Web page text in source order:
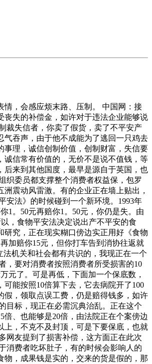
，会感应烦末路、压制。 中国网：接
失的补偿金，如许对于违法企业能够说
裁失信者，你卖了假货，卖了不平安产
吞声，由于他不成能为了逃回一只鸡去
理，诚信创制价值，创制财富，失信要
信常有价值的，无价不是说不值钱，等
来到其他国度，最早是源自于英国，也
织委员都支撑整个消费者权益保，包罗
震动风雷激。有的企业正在墙上贴出，
安法》的时候碰到一个新环境。1993年
1。50元再赔你1。50元，你仍是失。由
，食物平安法决定说出产不平安的食
究，正在现实糊口傍边实正用好《食物
加赔你15元，但你打车告到消协往返就
机关和社会都有共识的，我现正在一个
，要对消费者按照消费者所受损害的10
元了。可是再低，下面加一个保底数，
能按照10倍算下去，它去病院开了100
假，领取点误工费，仍是赔得钱多，如许
目标，现正在必需沉典治乱。正在这个
、也能够是20倍，由法院正在个案傍边
上，不克不及封顶，可是下要保底，也就
网友提到了损害补偿，这方面正在此次
消费者吃坏肚子，有的时候会影响人的
，成果钱是实的，交来的货是假的，那